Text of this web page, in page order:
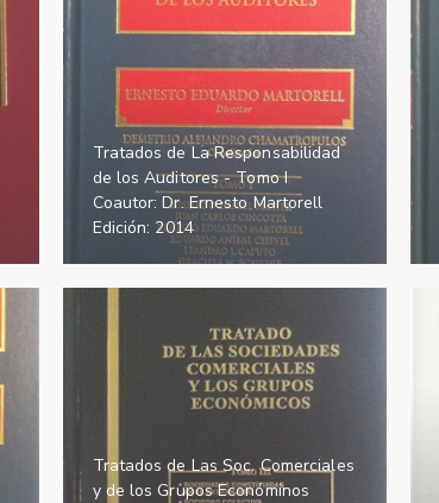
Tratados de La Responsabilidad
de los Auditores - Tomo I
Coautor: Dr. Ernesto Martorell
Edición: 2014
Tratados de Las Soc. Comerciales
y de los Grupos Económinos